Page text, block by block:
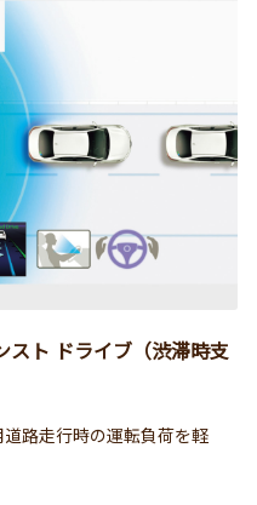
スト ドライブ（渋滞時支
路走行時の運転負荷を軽